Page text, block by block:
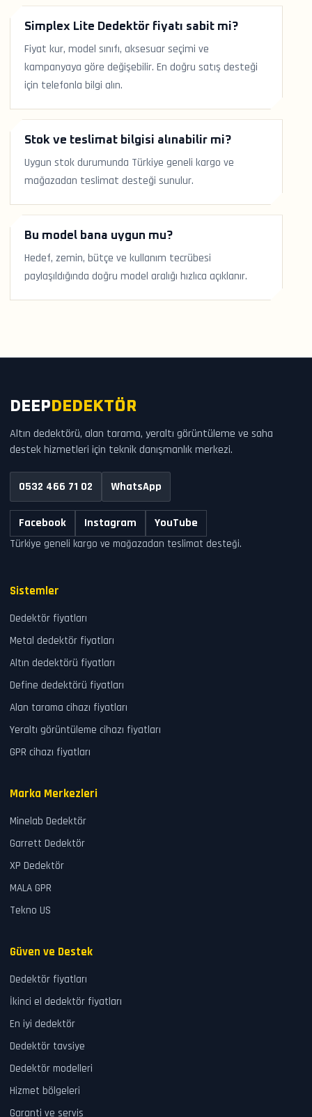
Simplex Lite Dedektör fiyatı sabit mi?
Fiyat kur, model sınıfı, aksesuar seçimi ve
kampanyaya göre değişebilir. En doğru satış desteği
için telefonla bilgi alın.
Stok ve teslimat bilgisi alınabilir mi?
Uygun stok durumunda Türkiye geneli kargo ve
mağazadan teslimat desteği sunulur.
Bu model bana uygun mu?
Hedef, zemin, bütçe ve kullanım tecrübesi
paylaşıldığında doğru model aralığı hızlıca açıklanır.
DEEP DEDEKTÖR
Altın dedektörü, alan tarama, yeraltı görüntüleme ve saha
destek hizmetleri için teknik danışmanlık merkezi.
0532 466 71 02 WhatsApp
Facebook Instagram YouTube
Türkiye geneli kargo ve mağazadan teslimat desteği.
Sistemler
Dedektör fiyatları
Metal dedektör fiyatları
Altın dedektörü fiyatları
Define dedektörü fiyatları
Alan tarama cihazı fiyatları
Yeraltı görüntüleme cihazı fiyatları
GPR cihazı fiyatları
Marka Merkezleri
Minelab Dedektör
Garrett Dedektör
XP Dedektör
MALA GPR
Tekno US
Güven ve Destek
Dedektör fiyatları
İkinci el dedektör fiyatları
En iyi dedektör
Dedektör tavsiye
Dedektör modelleri
Hizmet bölgeleri
Garanti ve servis